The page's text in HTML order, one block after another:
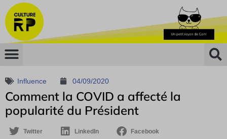
Influence 04/09/2020
Comment la COVID a affecté la
popularité du Président
Twitter LinkedIn Facebook